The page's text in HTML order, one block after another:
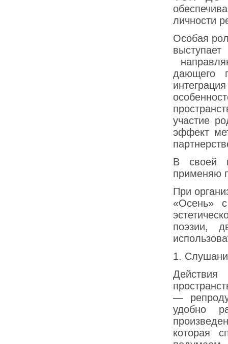
личности
Особая
дающего
участие
эффект
В своей
применяю
При
«Осень»
поэзии,
1.
—
удобно
которая